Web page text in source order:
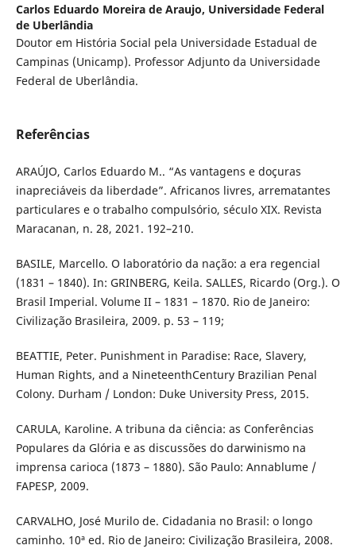
Carlos Eduardo Moreira de Araujo, Universidade Federal
de Uberlândia
Doutor em História Social pela Universidade Estadual de
Campinas (Unicamp). Professor Adjunto da Universidade
Federal de Uberlândia.
Referências
ARAÚJO, Carlos Eduardo M.. “As vantagens e doçuras
inapreciáveis da liberdade”. Africanos livres, arrematantes
particulares e o trabalho compulsório, século XIX. Revista
Maracanan, n. 28, 2021. 192–210.
BASILE, Marcello. O laboratório da nação: a era regencial
(1831 – 1840). In: GRINBERG, Keila. SALLES, Ricardo (Org.). O
Brasil Imperial. Volume II – 1831 – 1870. Rio de Janeiro:
Civilização Brasileira, 2009. p. 53 – 119;
BEATTIE, Peter. Punishment in Paradise: Race, Slavery,
Human Rights, and a NineteenthCentury Brazilian Penal
Colony. Durham / London: Duke University Press, 2015.
CARULA, Karoline. A tribuna da ciência: as Conferências
Populares da Glória e as discussões do darwinismo na
imprensa carioca (1873 – 1880). São Paulo: Annablume /
FAPESP, 2009.
CARVALHO, José Murilo de. Cidadania no Brasil: o longo
caminho. 10ª ed. Rio de Janeiro: Civilização Brasileira, 2008.